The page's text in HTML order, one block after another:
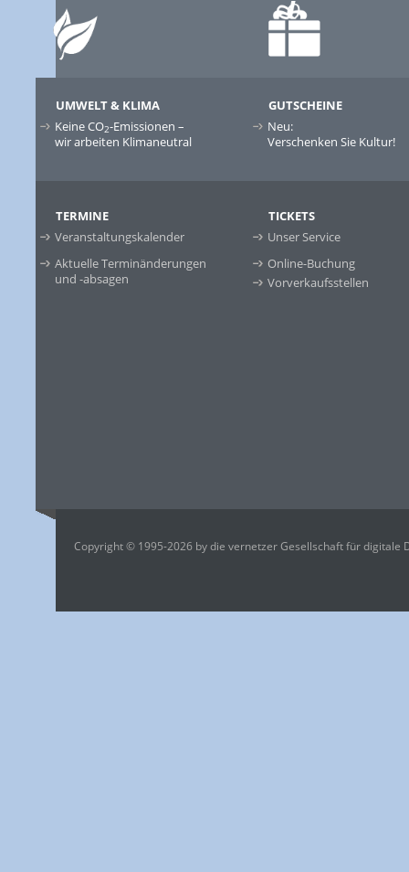
UMWELT & KLIMA
Keine CO2-Emissionen –
wir arbeiten Klimaneutral
GUTSCHEINE
Neu:
Verschenken Sie Kultur!
TERMINE
Veranstaltungskalender
Aktuelle Terminänderungen
und -absagen
TICKETS
Unser Service
Online-Buchung
Vorverkaufsstellen
Copyright © 1995-2026 by die vernetzer Gesellschaft für digitale